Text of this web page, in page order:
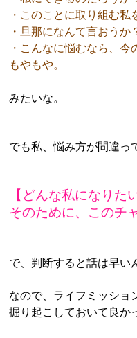
・このことに取り組む私
・旦那になんて言おうか
・こんなに悩むなら、
もやもや。
みたいな。
でも私、悩み方が間違っ
【どんな私になりた
そのために、このチ
で、判断すると話は早い
なので、ライフミッショ
掘り起こしておいて良か